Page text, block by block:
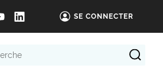
SE CONNECTER